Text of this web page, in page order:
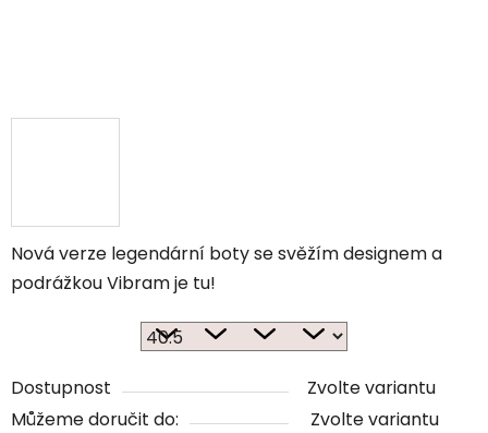
Nová verze legendární boty se svěžím designem a
podrážkou Vibram je tu!
Dostupnost
Zvolte variantu
Můžeme doručit do:
Zvolte variantu